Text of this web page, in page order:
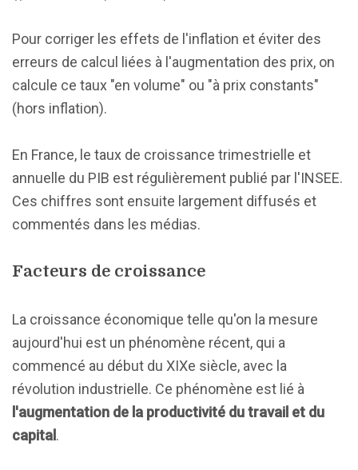
Pour corriger les effets de l'inflation et éviter des
erreurs de calcul liées à l'augmentation des prix, on
calcule ce taux "en volume" ou "à prix constants"
(hors inflation).
En France, le taux de croissance trimestrielle et
annuelle du PIB est régulièrement publié par l'INSEE.
Ces chiffres sont ensuite largement diffusés et
commentés dans les médias.
Facteurs de croissance
La croissance économique telle qu'on la mesure
aujourd'hui est un phénomène récent, qui a
commencé au début du XIXe siècle, avec la
révolution industrielle. Ce phénomène est lié à
l'augmentation de la productivité du travail et du
capital.